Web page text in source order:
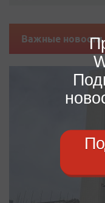
Важные новости